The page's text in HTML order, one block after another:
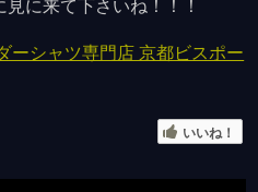
ーシャツ専門店 京都ビスポー
いいね！